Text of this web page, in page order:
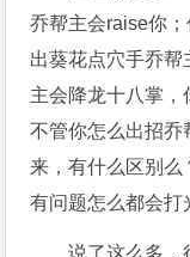
乔帮主会raise你
出葵花点穴手乔
主会降龙十八掌，
不管你怎么出招乔
来，有什么区别么
有问题怎么都会打